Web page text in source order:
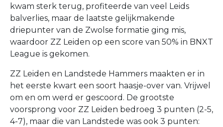
kwam sterk terug, profiteerde van veel Leids
balverlies, maar de laatste gelijkmakende
driepunter van de Zwolse formatie ging mis,
waardoor ZZ Leiden op een score van 50% in BNXT
League is gekomen.
ZZ Leiden en Landstede Hammers maakten er in
het eerste kwart een soort haasje-over van. Vrijwel
om en om werd er gescoord. De grootste
voorsprong voor ZZ Leiden bedroeg 3 punten (2-5,
4-7), maar die van Landstede was ook 3 punten: